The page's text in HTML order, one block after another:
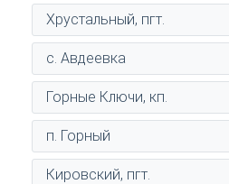
Хрустальный, пгт.
с. Авдеевка
Горные Ключи, кп.
п. Горный
Кировский, пгт.